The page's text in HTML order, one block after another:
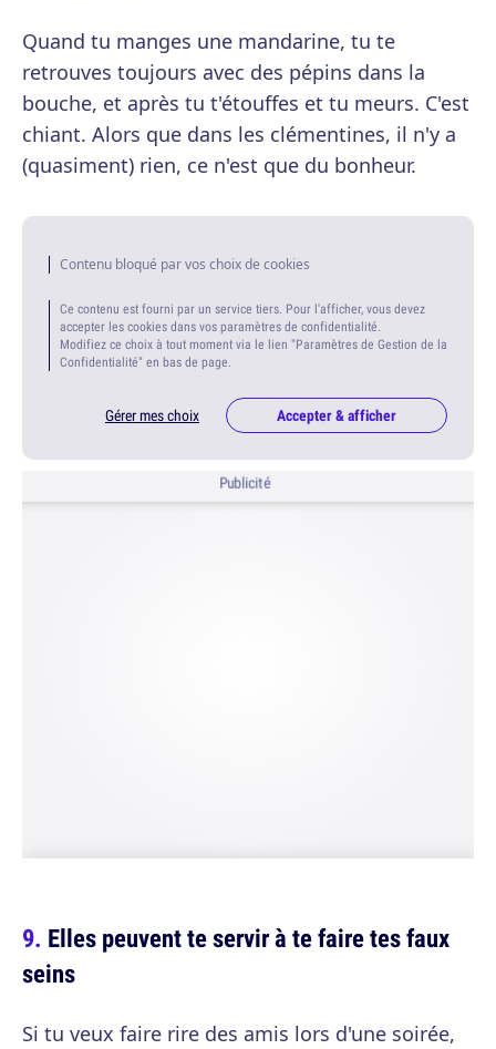
Quand tu manges une mandarine, tu te
retrouves toujours avec des pépins dans la
bouche, et après tu t'étouffes et tu meurs. C'est
chiant. Alors que dans les clémentines, il n'y a
(quasiment) rien, ce n'est que du bonheur.
Contenu bloqué par vos choix de cookies
Ce contenu est fourni par un service tiers. Pour l'afficher, vous devez
accepter les cookies dans vos paramètres de confidentialité.
Modifiez ce choix à tout moment via le lien "Paramètres de Gestion de la
Confidentialité" en bas de page.
Gérer mes choix Accepter & afficher
Publicité
Elles peuvent te servir à te faire tes faux
seins
Si tu veux faire rire des amis lors d'une soirée,